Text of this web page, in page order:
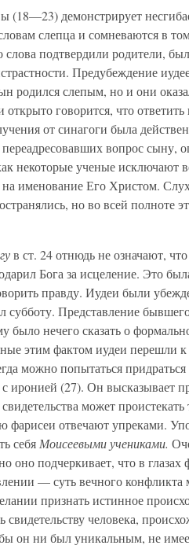
(18—23) демонстрирует
слепца и сомневаются в
слова подтвердили родители,
Предубеждение
родился слепым, но и они
открыто говорится, что
от синагоги была
вопрос сыну,
некоторые ученые исключают
на именование Его Христом.
но во всей полноте
в ст. 24 отнюдь не означают,
Бога за исцеление. Это
правду. Иудеи были
Представление
нечего сказать о
этим фактом иудеи перешли
можно попытаться
иронией (27). Он высказывает
может
фарисеи отвечают упреками.
себя Моисеевыми учениками.
оно подчеркивает, что в
— суть вечного
признать истинное
свидетельству человека,
он ни был уникальным, не